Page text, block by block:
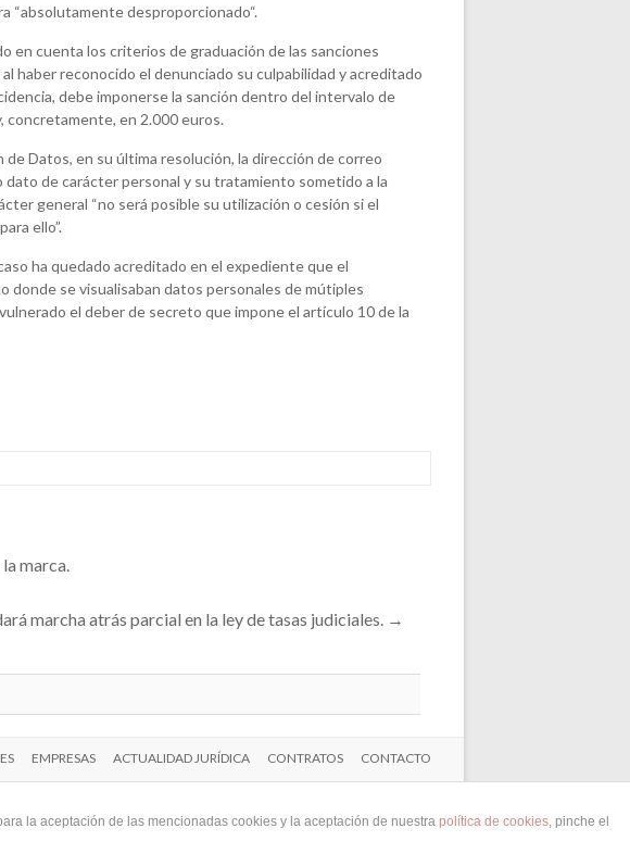
“absolutamente desproporcionado“.
en cuenta los criterios de graduación de las sanciones
haber reconocido el denunciado su culpabilidad y acreditado
debe imponerse la sanción dentro del intervalo de
concretamente, en 2.000 euros.
Datos, en su última resolución, la dirección de correo
de carácter personal y su tratamiento sometido a la
general “no será posible su utilización o cesión si el
ello”.
ha quedado acreditado en el expediente que el
donde se visualisaban datos personales de mútiples
el deber de secreto que impone el artículo 10 de la
marca.
marcha atrás parcial en la ley de tasas judiciales. →
EMPRESAS ACTUALIDAD JURÍDICA CONTRATOS CONTACTO
la aceptación de las mencionadas cookies y la aceptación de nuestra política de cookies, pinche el